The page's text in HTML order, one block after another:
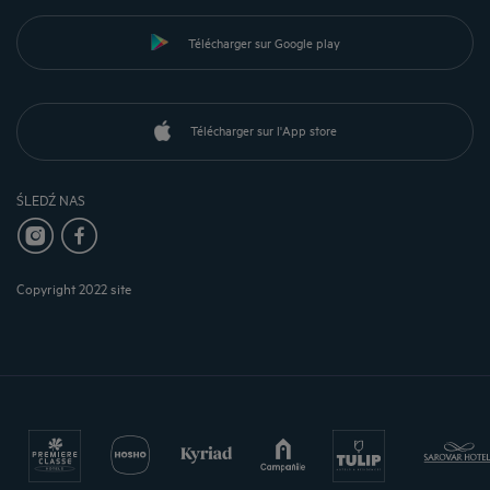
Télécharger sur Google play
Télécharger sur l'App store
ŚLEDŹ NAS
Copyright 2022 site